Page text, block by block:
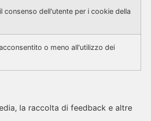
consenso dell'utente per i cookie della
o meno all'utilizzo dei
la raccolta di feedback e altre